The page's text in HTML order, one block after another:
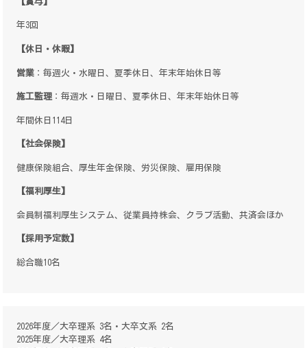
年3回
【休日・休暇】
営業：毎週火・水曜日、夏季休日、年末年始休日等
施工監理：毎週水・日曜日、夏季休日、年末年始休日等
年間休日114日
【社会保険】
健康保険組合、厚生年金保険、労災保険、雇用保険
【福利厚生】
会員制福利厚生システム、従業員持株会、クラブ活動、共済会ほか
【採用予定数】
総合職10名
2026年度／大卒理系 3名・大卒文系 2名
2025年度／大卒理系 4名